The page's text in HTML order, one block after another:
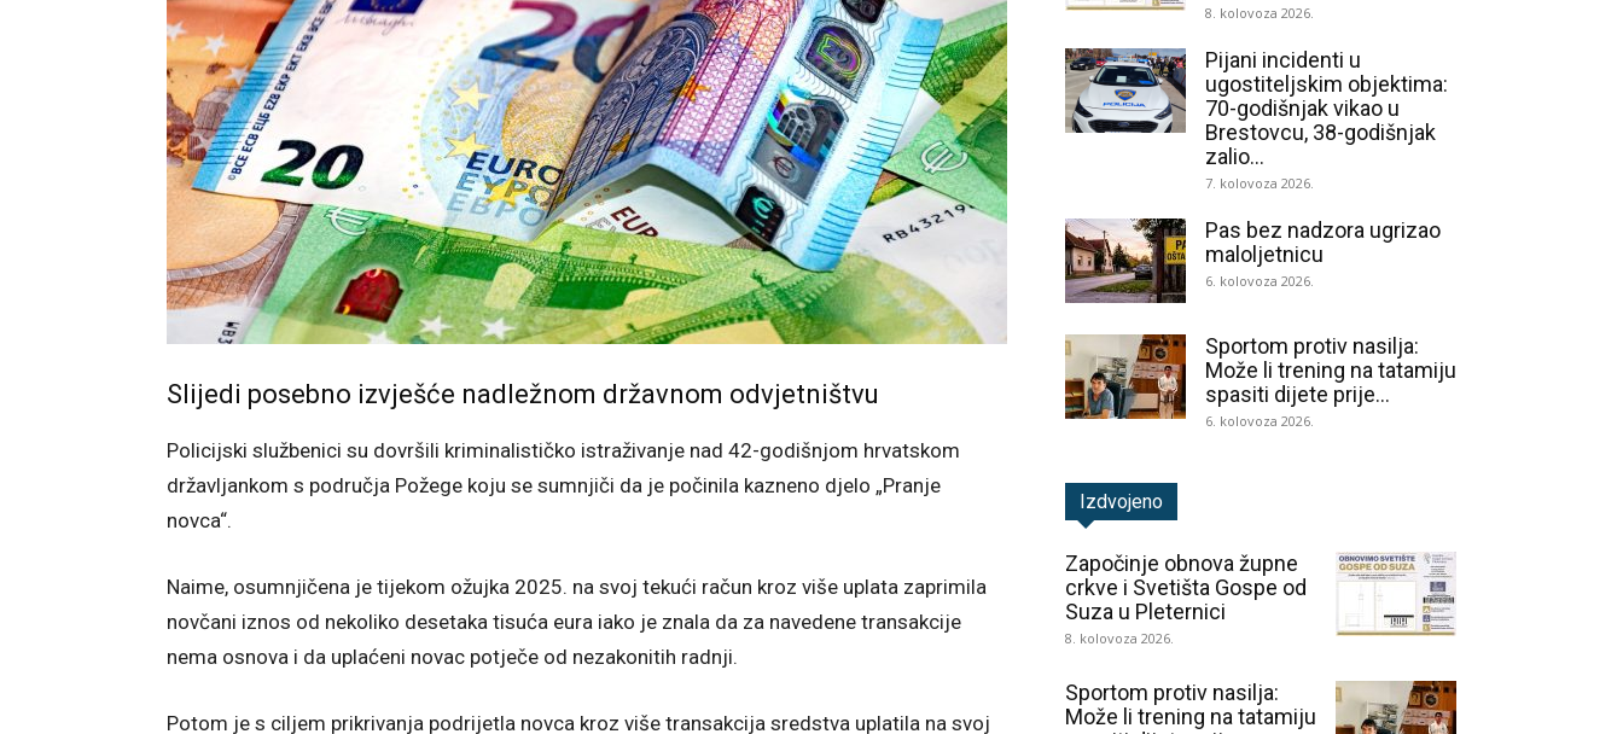
Slijedi posebno izvješće nadležnom državnom odvjetništvu
Policijski službenici su dovršili kriminalističko istraživanje nad 42-godišnjom hrvatskom
državljankom s područja Požege koju se sumnjiči da je počinila kazneno djelo „Pranje
novca“.
Naime, osumnjičena je tijekom ožujka 2025. na svoj tekući račun kroz više uplata zaprimila
novčani iznos od nekoliko desetaka tisuća eura iako je znala da za navedene transakcije
nema osnova i da uplaćeni novac potječe od nezakonitih radnji.
Potom je s ciljem prikrivanja podrijetla novca kroz više transakcija sredstva uplatila na svoj
8. kolovoza 2026.
Pijani incidenti u
ugostiteljskim objektima:
70-godišnjak vikao u
Brestovcu, 38-godišnjak
zalio...
7. kolovoza 2026.
Pas bez nadzora ugrizao
maloljetnicu
6. kolovoza 2026.
Sportom protiv nasilja:
Može li trening na tatamiju
spasiti dijete prije...
6. kolovoza 2026.
Izdvojeno
Započinje obnova župne
crkve i Svetišta Gospe od
Suza u Pleternici
8. kolovoza 2026.
Sportom protiv nasilja:
Može li trening na tatamiju